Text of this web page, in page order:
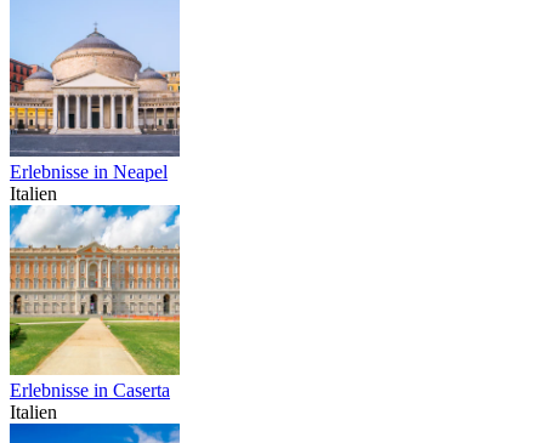
Erlebnisse in Neapel
Italien
Erlebnisse in Caserta
Italien